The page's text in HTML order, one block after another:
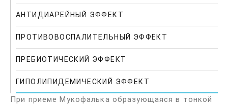
При приеме Мукофалька образующаяся в тонкой
АНТИДИАРЕЙНЫЙ ЭФФЕКТ
ПРОТИВОВОСПАЛИТЕЛЬНЫЙ ЭФФЕКТ
ПРЕБИОТИЧЕСКИЙ ЭФФЕКТ
ГИПОЛИПИДЕМИЧЕСКИЙ ЭФФЕКТ